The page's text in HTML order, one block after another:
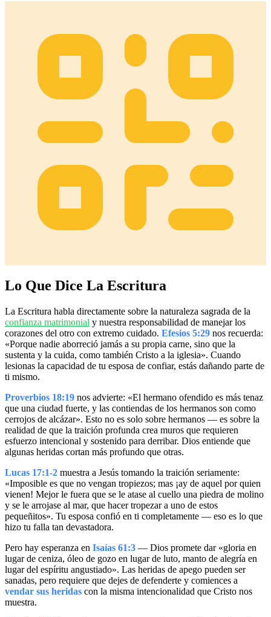
Lo Que Dice La Escritura
La Escritura habla directamente sobre la naturaleza sagrada de la
confianza matrimonial y nuestra responsabilidad de manejar los
corazones del otro con extremo cuidado. Efesios 5:29 nos recuerda:
«Porque nadie aborreció jamás a su propia carne, sino que la
sustenta y la cuida, como también Cristo a la iglesia». Cuando
lesionas la capacidad de tu esposa de confiar, estás dañando parte de
ti mismo.
Proverbios 18:19 nos advierte: «El hermano ofendido es más tenaz
que una ciudad fuerte, y las contiendas de los hermanos son como
cerrojos de alcázar». Esto no es solo sobre hermanos — es sobre la
realidad de que la traición profunda crea muros que requieren
esfuerzo intencional y sostenido para derribar. Dios entiende que
algunas heridas cortan más profundo que otras.
Lucas 17:1-2 muestra a Jesús tomando la traición seriamente:
«Imposible es que no vengan tropiezos; mas ¡ay de aquel por quien
vienen! Mejor le fuera que se le atase al cuello una piedra de molino
y se le arrojase al mar, que hacer tropezar a uno de estos
pequeñitos». Tu esposa confió en ti completamente — eso es lo que
hizo tu falla tan devastadora.
Pero hay esperanza en Isaías 61:3 — Dios promete dar «gloria en
lugar de ceniza, óleo de gozo en lugar de luto, manto de alegría en
lugar del espíritu angustiado». Las heridas de apego pueden ser
sanadas, pero requiere que dejes de defenderte y comiences a
vendar sus heridas con la misma intencionalidad que Cristo nos
muestra.